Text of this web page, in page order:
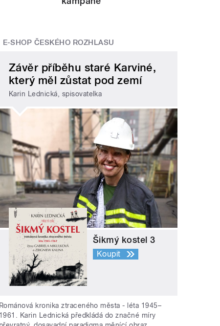
E-SHOP ČESKÉHO ROZHLASU
Závěr příběhu staré Karviné,
který měl zůstat pod zemí
Karin Lednická, spisovatelka
Šikmý kostel 3
Koupit
Románová kronika ztraceného města - léta 1945–
1961. Karin Lednická předkládá do značné míry